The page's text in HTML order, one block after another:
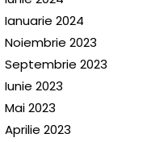
Ianuarie 2024
Noiembrie 2023
Septembrie 2023
Iunie 2023
Mai 2023
Aprilie 2023